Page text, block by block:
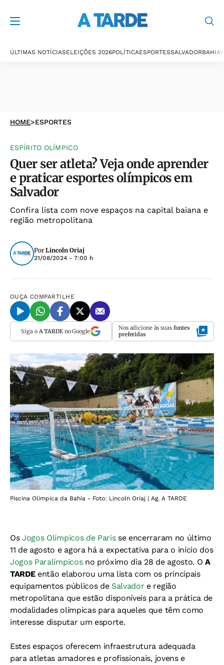
ÚLTIMAS NOTÍCIASELEIÇÕES 2026POLÍTICAESPORTESSALVADORBAHIA
HOME>ESPORTES
ESPÍRITO OLÍMPICO
Quer ser atleta? Veja onde aprender
e praticar esportes olímpicos em
Salvador
Confira lista com nove espaços na capital baiana e
região metropolitana
Por Lincoln Oriaj
21/08/2024 - 7:00 h
OUÇA COMPARTILHE
Siga o A TARDEno Google Nos adicione às suas fontes
preferidas
Piscina Olímpica da Bahia - Foto: Lincoln Oriaj | Ag. A TARDE
OsJogos Olímpicos de Parisse encerraram no último
11 de agosto e agora há a expectativa para o início dos
Jogos Paralímpicosno próximo dia 28 de agosto. OA
TARDEentão elaborou uma lista com os principais
equipamentos públicos de Salvador e região
metropolitana que estão disponíveis para a prática de
modalidades olímpicas para aqueles que têm como
interesse disputar um esporte.
Estes espaços oferecem infraestrutura adequada
para atletas amadores e profissionais, jovens e